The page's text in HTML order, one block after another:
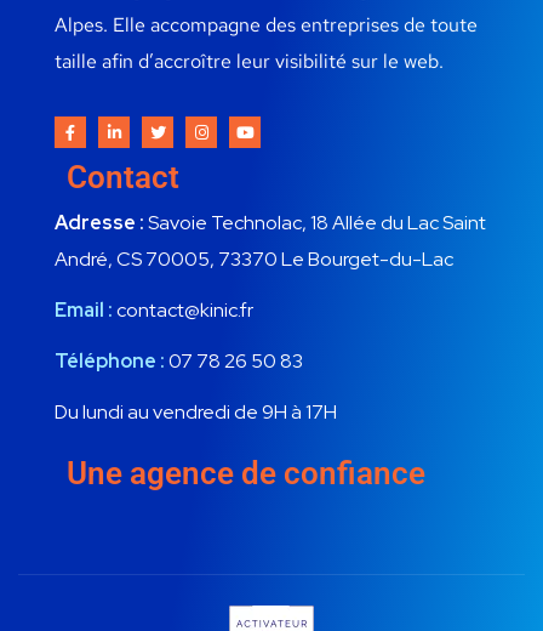
Alpes. Elle accompagne des entreprises de toute
taille afin d’accroître leur visibilité sur le web.
Contact
Adresse :Savoie Technolac, 18 Allée du Lac Saint
André, CS 70005, 73370 Le Bourget-du-Lac
Email :contact@kinic.fr
Téléphone :07 78 26 50 83
Du lundi au vendredi de 9H à 17H
Une agence de confiance